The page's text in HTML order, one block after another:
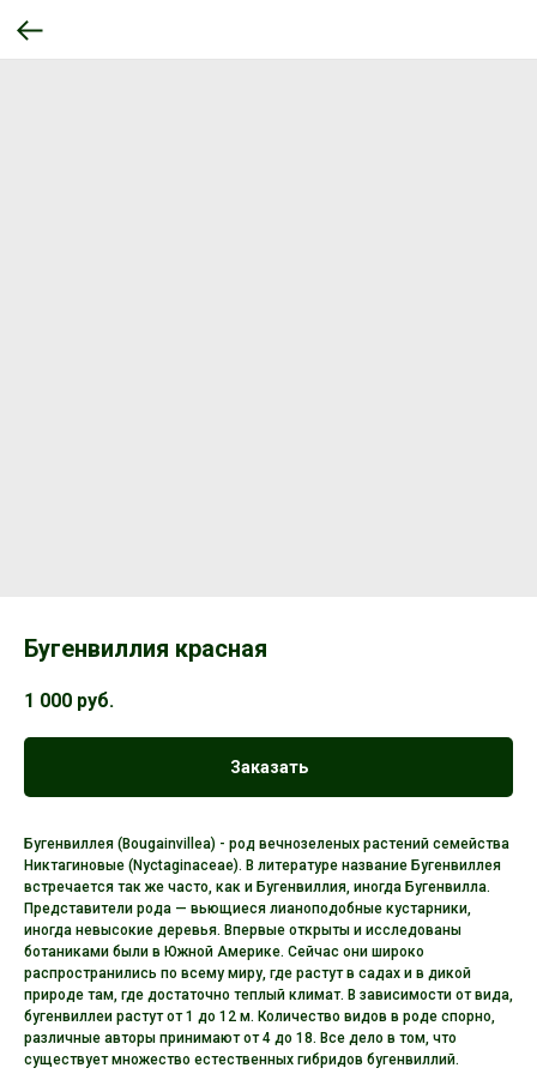
Бугенвиллия красная
1 000 руб.
Заказать
Бугенвиллея (Bougainvillea) - род вечнозеленых растений семейства
Никтагиновые (Nyctaginaceae). В литературе название Бугенвиллея
встречается так же часто, как и Бугенвиллия, иногда Бугенвилла.
Представители рода — вьющиеся лианоподобные кустарники,
иногда невысокие деревья. Впервые открыты и исследованы
ботаниками были в Южной Америке. Сейчас они широко
распространились по всему миру, где растут в садах и в дикой
природе там, где достаточно теплый климат. В зависимости от вида,
бугенвиллеи растут от 1 до 12 м. Количество видов в роде спорно,
различные авторы принимают от 4 до 18. Все дело в том, что
существует множество естественных гибридов бугенвиллий.